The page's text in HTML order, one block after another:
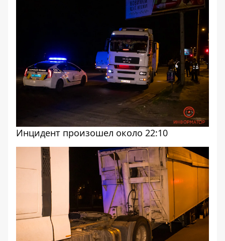
Инцидент произошел около 22:10